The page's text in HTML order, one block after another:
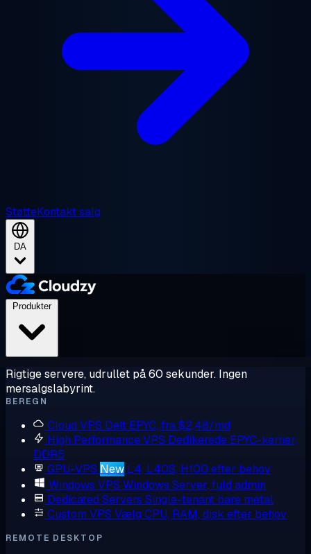
StøtteKontakt salg
DA
Produkter
Rigtige servere, udrullet på 60 sekunder. Ingen
mersalgslabyrint.
BEREGN
Cloud VPS Delt EPYC, fra $2,48/md
High Performance VPS Dedikerede EPYC-kerner,
DDR5
GPU-VPS New L4, L40S, H100 efter behov
Windows VPS Windows Server, fuld admin
Dedicated Servers Single-tenant bare metal
Custom VPS Vælg CPU, RAM, disk efter behov
REMOTE DESKTOP